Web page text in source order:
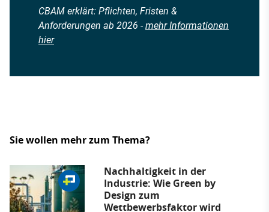
CBAM erklärt: Pflichten, Fristen &
Anforderungen ab 2026 - mehr Informationen
hier
Sie wollen mehr zum Thema?
Nachhaltigkeit in der
Industrie: Wie Green by
Design zum
Wettbewerbsfaktor wird